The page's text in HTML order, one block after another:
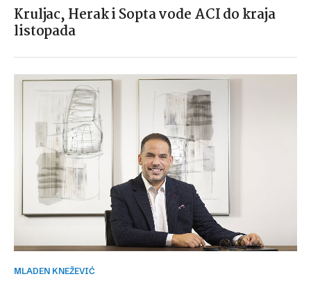
Kruljac, Herak i Sopta vode ACI do kraja
listopada
MLADEN KNEŽEVIĆ